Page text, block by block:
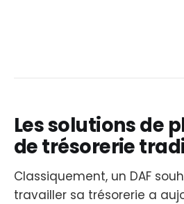
Les solutions de
de trésorerie
Classiquement, un DAF
travailler sa trésorerie a